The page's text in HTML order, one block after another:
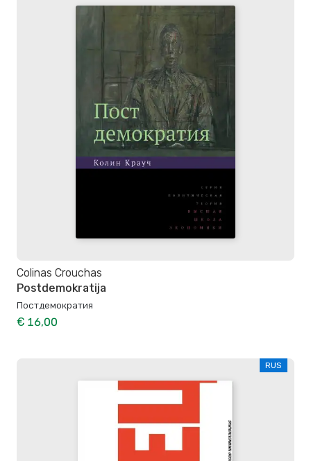
Colinas Crouchas
Postdemokratija
Постдемократия
€ 16,00
RUS